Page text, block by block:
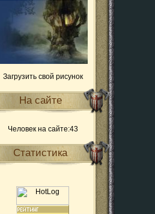
Загрузить свой рисунок
На сайте
Человек на сайте:43
Статистика